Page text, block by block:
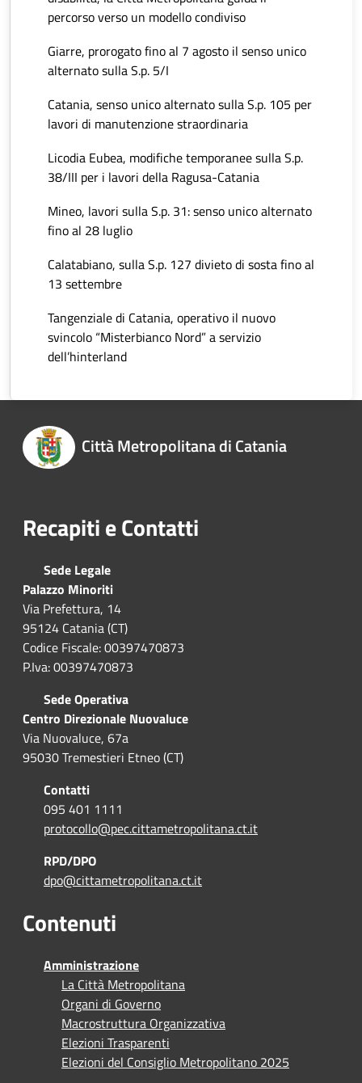
percorso verso un modello condiviso
Giarre, prorogato fino al 7 agosto il senso unico
alternato sulla S.p. 5/I
Catania, senso unico alternato sulla S.p. 105 per
lavori di manutenzione straordinaria
Licodia Eubea, modifiche temporanee sulla S.p.
38/III per i lavori della Ragusa-Catania
Mineo, lavori sulla S.p. 31: senso unico alternato
fino al 28 luglio
Calatabiano, sulla S.p. 127 divieto di sosta fino al
13 settembre
Tangenziale di Catania, operativo il nuovo
svincolo “Misterbianco Nord” a servizio
dell’hinterland
Città Metropolitana di Catania
Recapiti e Contatti
Sede Legale
Palazzo Minoriti
Via Prefettura, 14
95124 Catania (CT)
Codice Fiscale: 00397470873
P.Iva: 00397470873
Sede Operativa
Centro Direzionale Nuovaluce
Via Nuovaluce, 67a
95030 Tremestieri Etneo (CT)
Contatti
095 401 1111
protocollo@pec.cittametropolitana.ct.it
RPD/DPO
dpo@cittametropolitana.ct.it
Contenuti
Amministrazione
La Città Metropolitana
Organi di Governo
Macrostruttura Organizzativa
Elezioni Trasparenti
Elezioni del Consiglio Metropolitano 2025